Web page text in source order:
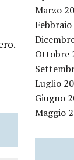
Marzo
Ottobre
Luglio
Giugno
Maggio